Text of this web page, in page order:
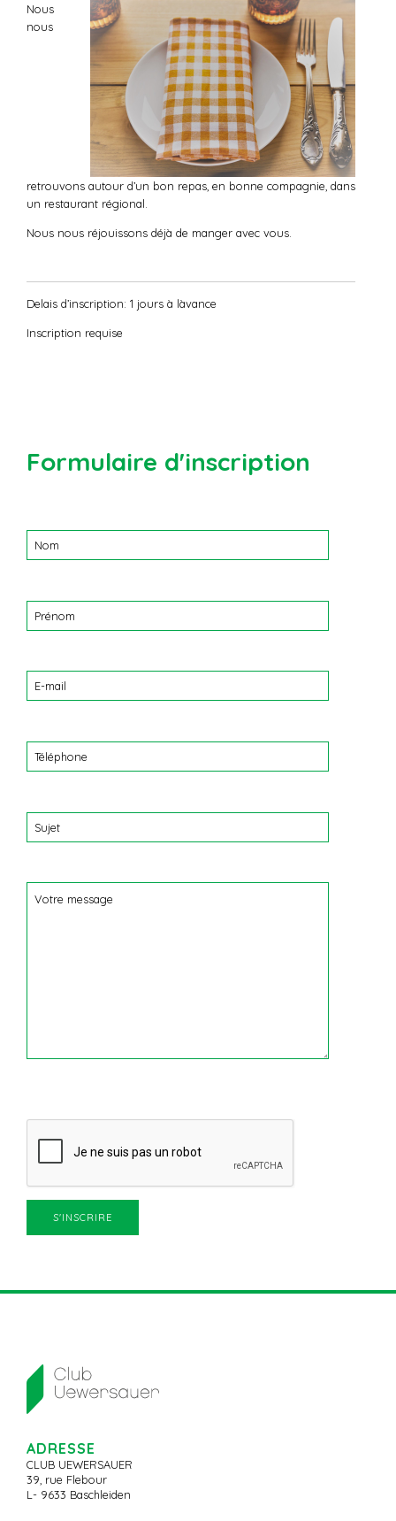
Nous
nous
retrouvons autour d’un bon repas, en bonne compagnie, dans
un restaurant régional.
Nous nous réjouissons déjà de manger avec vous.
Delais d’inscription: 1 jours à làvance
Inscription requise
Formulaire d'inscription
ADRESSE
CLUB UEWERSAUER
39, rue Flebour
L- 9633 Baschleiden